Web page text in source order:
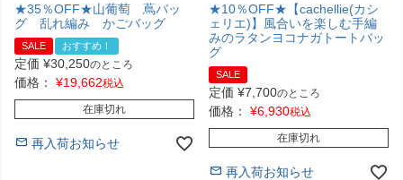
★35％OFF★山葡萄 蔦バッ
グ 乱れ編み かごバッグ
SALE おすすめ！
定価 ¥30,250のところ
価格： ¥19,662税込
在庫切れ
再入荷お知らせ
★10％OFF★【cachellie(カシ
ェリエ)】風合いを楽しむ手編
みのラタンヨコナガトートバッ
グ
SALE
定価 ¥7,700のところ
価格： ¥6,930税込
在庫切れ
再入荷お知らせ